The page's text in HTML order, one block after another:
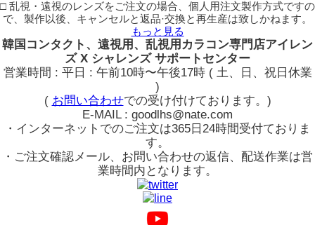
□ 乱視・遠視のレンズをご注文の場合、個人用注文製作方式ですの
で、製作以後、キャンセルと返品·交換と再生産は致しかねます。
もっと見る
韓国コンタクト、遠視用、乱視用カラコン専門店アイレン
ズ X シャレンズ サポートセンター
営業時間 : 平日 : 午前10時〜午後17時 ( 土、日、祝日休業
)
( お問い合わせでの受け付けております。)
E-MAIL : goodlhs@nate.com
・インターネットでのご注文は365日24時間受付ておりま
す。
・ご注文確認メール、お問い合わせの返信、配送作業は営
業時間内となります。